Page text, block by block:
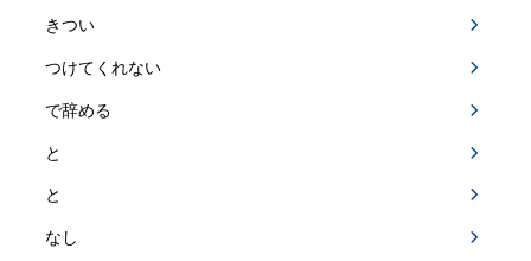
きつい
つけてくれない
で辞める
と
と
なし